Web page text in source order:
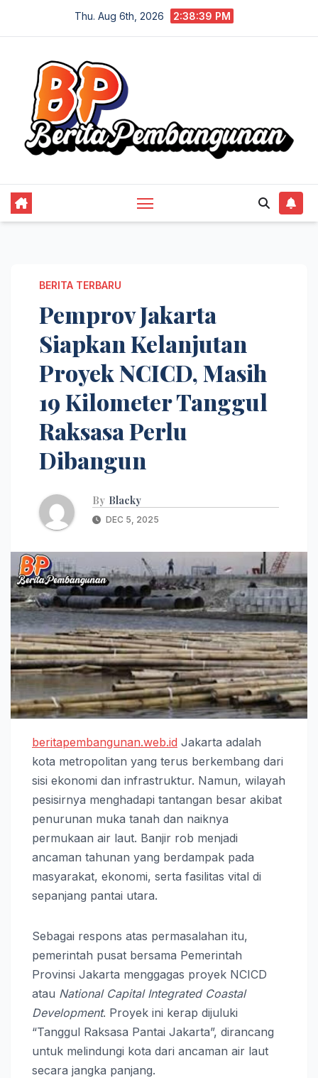
Thu. Aug 6th, 2026 2:38:39 PM
BERITA TERBARU
Pemprov Jakarta
Siapkan Kelanjutan
Proyek NCICD, Masih
19 Kilometer Tanggul
Raksasa Perlu
Dibangun
By Blacky
DEC 5, 2025
beritapembangunan.web.id Jakarta adalah
kota metropolitan yang terus berkembang dari
sisi ekonomi dan infrastruktur. Namun, wilayah
pesisirnya menghadapi tantangan besar akibat
penurunan muka tanah dan naiknya
permukaan air laut. Banjir rob menjadi
ancaman tahunan yang berdampak pada
masyarakat, ekonomi, serta fasilitas vital di
sepanjang pantai utara.
Sebagai respons atas permasalahan itu,
pemerintah pusat bersama Pemerintah
Provinsi Jakarta menggagas proyek NCICD
atau National Capital Integrated Coastal
Development. Proyek ini kerap dijuluki
“Tanggul Raksasa Pantai Jakarta”, dirancang
untuk melindungi kota dari ancaman air laut
secara jangka panjang.